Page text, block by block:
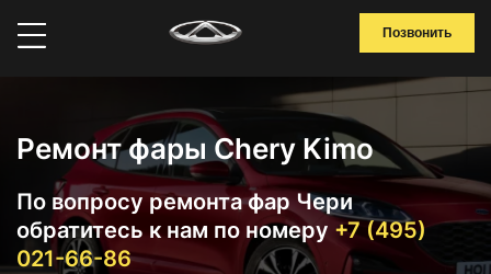
Позвонить
Ремонт фары Chery Kimo
По вопросу ремонта фар Чери
обратитесь к нам по номеру +7 (495)
021-66-86